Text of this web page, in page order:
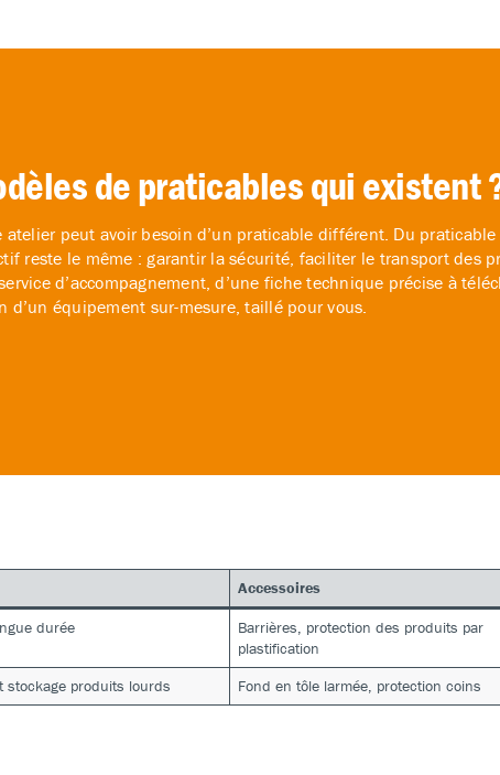
de praticables qui existent
peut avoir besoin d’un praticable différent. Du
reste le même : garantir la sécurité, faciliter le transport des
d’accompagnement, d’une fiche technique précise à
équipement sur-mesure, taillé pour vous.
Accessoires
durée
Barrières, protection des produits par
plastification
stockage produits lourds Fond en tôle larmée, protection coins